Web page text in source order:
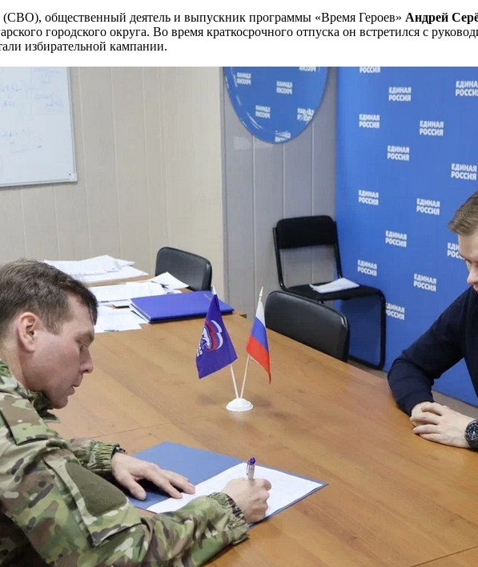
общественный деятель и выпускник программы «Время Героев» Андрей
городского округа. Во время краткосрочного отпуска он встретился с
избирательной кампании.